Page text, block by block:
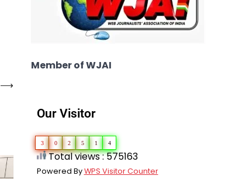
⟶
Member of WJAI
Our Visitor
3 0 2 5 1 4
Total views : 575163
Powered ByWPS Visitor Counter